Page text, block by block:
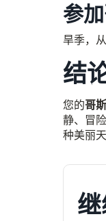
参
旱季，
结
您的哥
静、冒
种美丽